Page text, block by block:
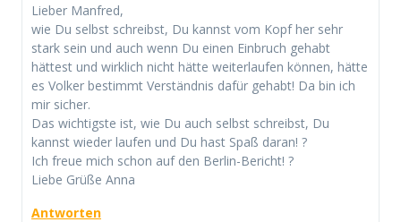
Lieber Manfred,
wie Du selbst schreibst, Du kannst vom Kopf her sehr
stark sein und auch wenn Du einen Einbruch gehabt
hättest und wirklich nicht hätte weiterlaufen können, hätte
es Volker bestimmt Verständnis dafür gehabt! Da bin ich
mir sicher.
Das wichtigste ist, wie Du auch selbst schreibst, Du
kannst wieder laufen und Du hast Spaß daran! ?
Ich freue mich schon auf den Berlin-Bericht! ?
Liebe Grüße Anna
Antworten